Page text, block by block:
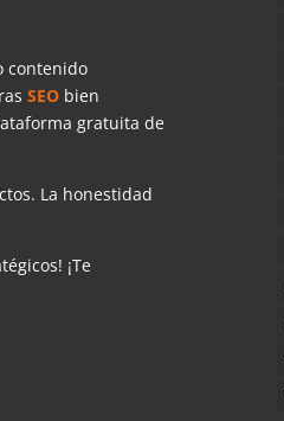
contenido
SEO bien
gratuita de
La honestidad
¡Te